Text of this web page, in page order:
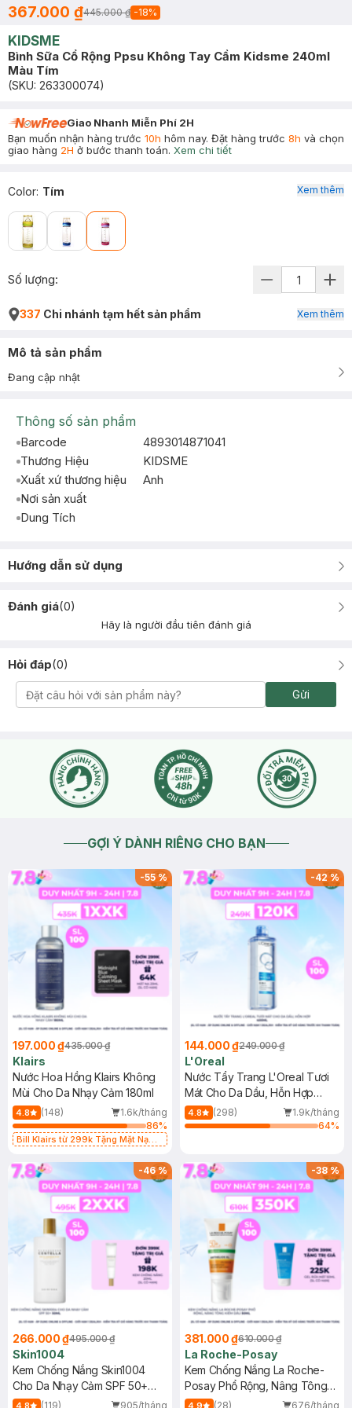
367.000 ₫445.000 ₫ -18%
KIDSME
Bình Sữa Cổ Rộng Ppsu Không Tay Cầm Kidsme 240ml
Màu Tím
(SKU: 263300074)
Giao Nhanh Miễn Phí 2H
Bạn muốn nhận hàng trước 10h hôm nay. Đặt hàng trước 8h và chọn
giao hàng 2H ở bước thanh toán. Xem chi tiết
Color: Tím Xem thêm
Số lượng:
337 Chi nhánh tạm hết sản phẩm Xem thêm
Mô tả sản phẩm
Đang cập nhật
Thông số sản phẩm
Barcode
4893014871041
Thương Hiệu
KIDSME
Xuất xứ thương hiệu
Anh
Nơi sản xuất
Dung Tích
Hướng dẫn sử dụng
Đánh giá(0)
Hãy là người đầu tiên đánh giá
Hỏi đáp(0)
Gửi
GỢI Ý DÀNH RIÊNG CHO BẠN
-55%
197.000 ₫435.000 ₫
Klairs
Nước Hoa Hồng Klairs Không
Mùi Cho Da Nhạy Cảm 180ml
4.8 (148)
1.6k/tháng
86%
Bill Klairs từ 299k Tặng Mặt Nạ
25ml (SL Có Hạn)
-42%
144.000 ₫249.000 ₫
L'Oreal
Nước Tẩy Trang L'Oreal Tươi
Mát Cho Da Dầu, Hỗn Hợp
400ml
4.8 (298)
1.9k/tháng
64%
-46%
266.000 ₫495.000 ₫
Skin1004
Kem Chống Nắng Skin1004
Cho Da Nhạy Cảm SPF 50+
50ml
4.8 (119)
905/tháng
-38%
381.000 ₫610.000 ₫
La Roche-Posay
Kem Chống Nắng La Roche-
Posay Phổ Rộng, Nâng Tông
Kiềm Dầu 50ml
4.9 (28)
676/tháng